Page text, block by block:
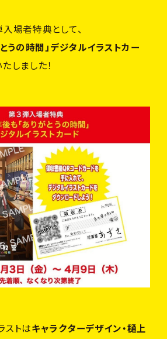
ST&STAFF
ARAC
GOODS
ay&DVD&C
TOP
OFFICIAL
OFFICIAL
場者特典として、
うの時間」デジタルイラストカー
しました！
ストはキャラクターデザイン・樋上